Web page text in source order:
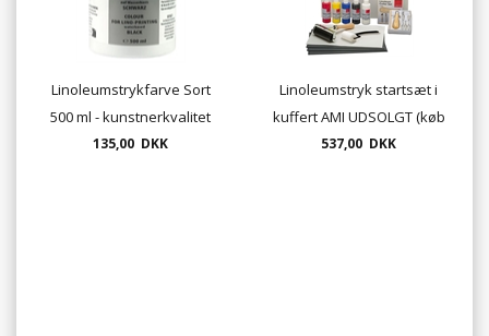
Linoleumstrykfarve Sort
500 ml - kunstnerkvalitet
135,00 DKK
Linoleumstryk startsæt i
kuffert AMI UDSOLGT (køb
vare nr. 26262625 istedet)
537,00 DKK